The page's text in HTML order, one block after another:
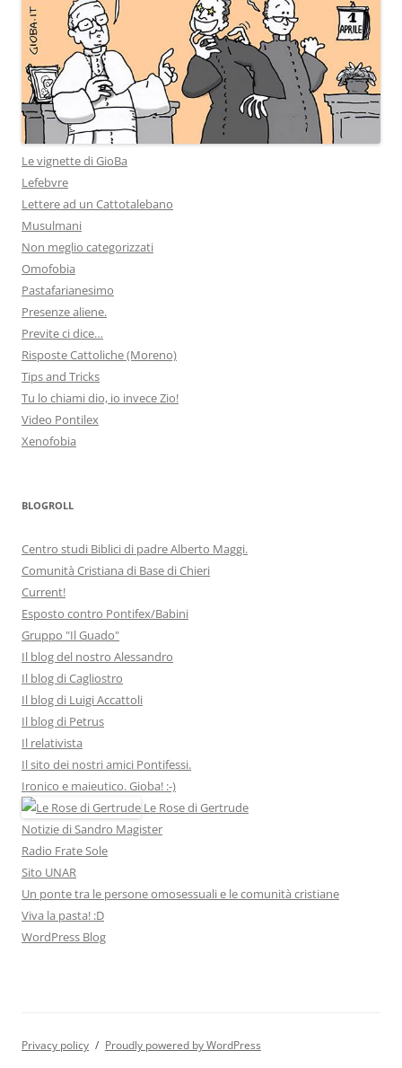
Le vignette di GioBa
Lefebvre
Lettere ad un Cattotalebano
Musulmani
Non meglio categorizzati
Omofobia
Pastafarianesimo
Presenze aliene.
Previte ci dice…
Risposte Cattoliche (Moreno)
Tips and Tricks
Tu lo chiami dio, io invece Zio!
Video Pontilex
Xenofobia
BLOGROLL
Centro studi Biblici di padre Alberto Maggi.
Comunità Cristiana di Base di Chieri
Current!
Esposto contro Pontifex/Babini
Gruppo "Il Guado"
Il blog del nostro Alessandro
Il blog di Cagliostro
Il blog di Luigi Accattoli
Il blog di Petrus
Il relativista
Il sito dei nostri amici Pontifessi.
Ironico e maieutico. Gioba! :-)
Le Rose di Gertrude
Notizie di Sandro Magister
Radio Frate Sole
Sito UNAR
Un ponte tra le persone omosessuali e le comunità cristiane
Viva la pasta! :D
WordPress Blog
Privacy policy Proudly powered by WordPress